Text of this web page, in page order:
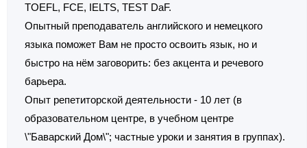
TOEFL, FCE, IELTS, TEST DaF.
Опытный преподаватель английского и немецкого
языка поможет Вам не просто освоить язык, но и
быстро на нём заговорить: без акцента и речевого
барьера.
Опыт репетиторской деятельности - 10 лет (в
образовательном центре, в учебном центре
\"Баварский Дом\"; частные уроки и занятия в группах).